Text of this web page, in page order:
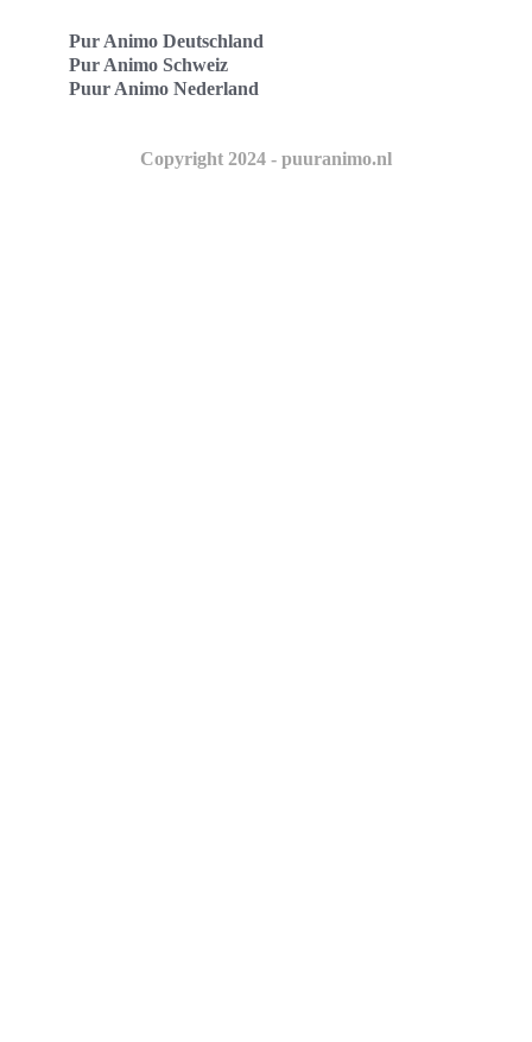
Pur Animo Deutschland
Pur Animo Schweiz
Puur Animo Nederland
Copyright 2024 - puuranimo.nl